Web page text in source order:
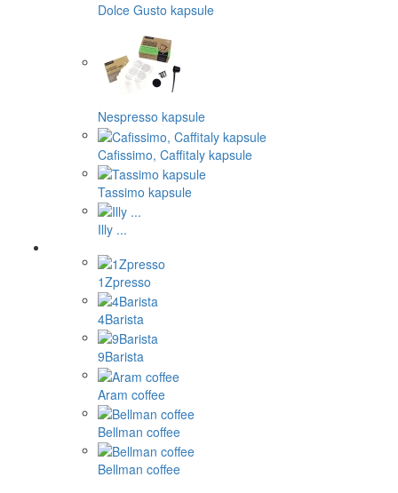
Dolce Gusto kapsule
Nespresso kapsule
Cafissimo, Caffitaly kapsule
Tassimo kapsule
Illy ...
1Zpresso
4Barista
9Barista
Aram coffee
Bellman coffee
Bellman coffee